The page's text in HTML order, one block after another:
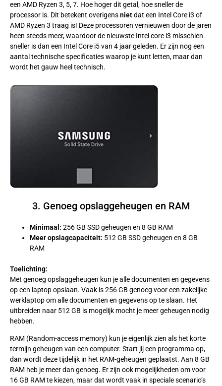
een AMD Ryzen 3, 5, 7. Hoe hoger dit getal, hoe sneller de
processor is. Dit betekent overigensnietdat een Intel Core i3 of
AMD Ryzen 3 traag is! Deze processoren vernieuwen door de jaren
heen steeds meer, waardoor de nieuwste Intel core i3 misschien
sneller is dan een Intel Core i5 van 4 jaar geleden. Er zijn nog een
aantal technische specificaties waarop je kunt letten, maar dan
wordt het gauw heel technisch.
3. Genoeg opslaggeheugen en RAM
Minimaal: 256 GB SSD geheugen en 8 GB RAM
Meer opslagcapaciteit: 512 GB SSD geheugen en 8 GB
RAM
Toelichting:
Met genoeg opslaggeheugen kun je alle documenten en gegevens
op een laptop opslaan. Vaak is 256 GB genoeg voor een zakelijke
werklaptop om alle documenten en gegevens op te slaan. Het
uitbreiden naar 512 GB is mogelijk mocht je meer geheugen nodig
hebben.
RAM (Random-access memory) kun je eigenlijk zien als het korte
termijn geheugen van een computer. Start jij een programma op,
dan wordt deze tijdelijk in het RAM-geheugen geplaatst. Aan 8 GB
RAM heb je meer dan genoeg. Er zijn ook mogelijkheden om voor
16 GB RAM te kiezen, maar dat wordt vaak in speciale scenario’s